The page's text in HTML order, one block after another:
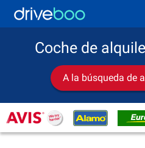
Coche de
A la búsqueda de